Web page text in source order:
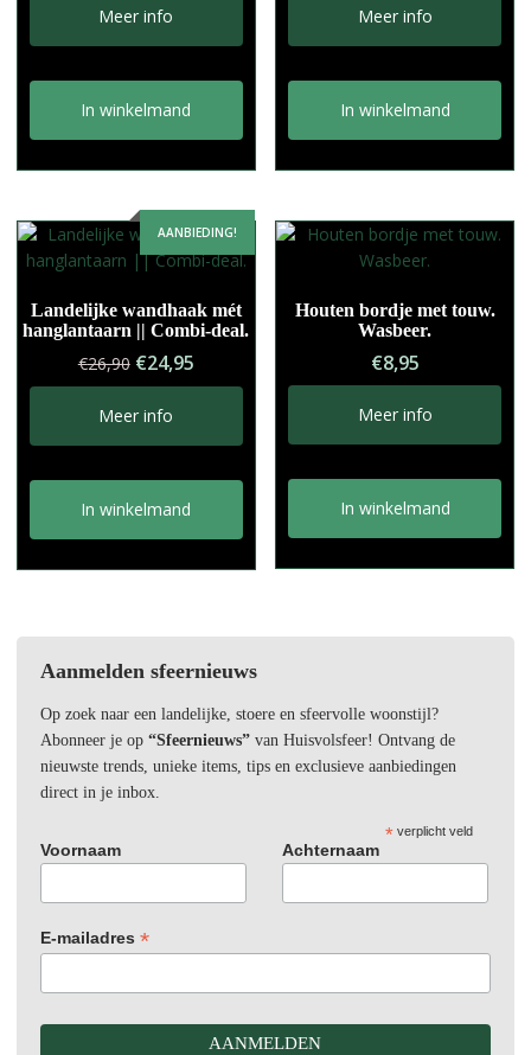
Meer info
In winkelmand
Meer info
In winkelmand
AANBIEDING!
Landelijke wandhaak mét
hanglantaarn || Combi-deal.
€26,90 Oorspronkelijke
prijs
was:
€26,90.
€24,95Huidige
prijs
€24,95.
Meer info
In winkelmand
Houten bordje met touw.
Wasbeer.
€8,95
Meer info
In winkelmand
Aanmelden sfeernieuws
Op zoek naar een landelijke, stoere en sfeervolle woonstijl?
Abonneer je op “Sfeernieuws”van Huisvolsfeer! Ontvang de
nieuwste trends, unieke items, tips en exclusieve aanbiedingen
direct in je inbox.
*verplicht veld
Voornaam Achternaam
E-mailadres *